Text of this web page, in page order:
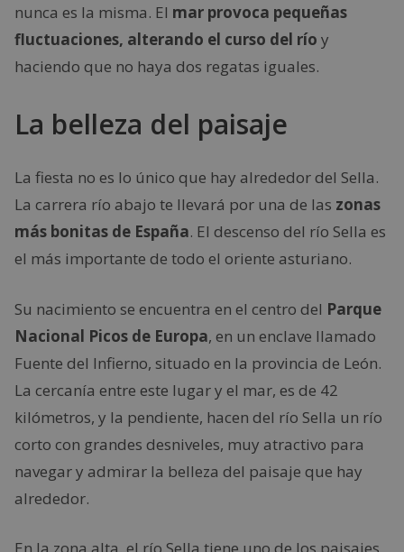
nunca es la misma. El mar provoca pequeñas
fluctuaciones, alterando el curso del río y
haciendo que no haya dos regatas iguales.
La belleza del paisaje
La fiesta no es lo único que hay alrededor del Sella.
La carrera río abajo te llevará por una de las zonas
más bonitas de España. El descenso del río Sella es
el más importante de todo el oriente asturiano.
Su nacimiento se encuentra en el centro del Parque
Nacional Picos de Europa, en un enclave llamado
Fuente del Infierno, situado en la provincia de León.
La cercanía entre este lugar y el mar, es de 42
kilómetros, y la pendiente, hacen del río Sella un río
corto con grandes desniveles, muy atractivo para
navegar y admirar la belleza del paisaje que hay
alrededor.